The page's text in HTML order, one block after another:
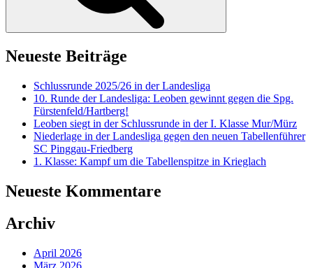
Neueste Beiträge
Schlussrunde 2025/26 in der Landesliga
10. Runde der Landesliga: Leoben gewinnt gegen die Spg.
Fürstenfeld/Hartberg!
Leoben siegt in der Schlussrunde in der I. Klasse Mur/Mürz
Niederlage in der Landesliga gegen den neuen Tabellenführer
SC Pinggau-Friedberg
1. Klasse: Kampf um die Tabellenspitze in Krieglach
Neueste Kommentare
Archiv
April 2026